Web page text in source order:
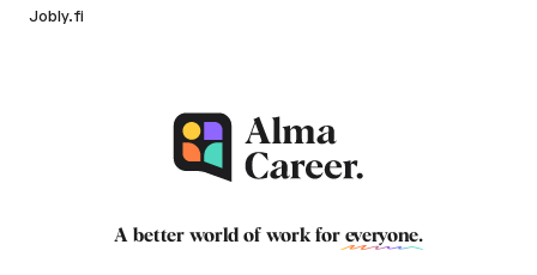
Jobly.fi
A better world of work for everyone.